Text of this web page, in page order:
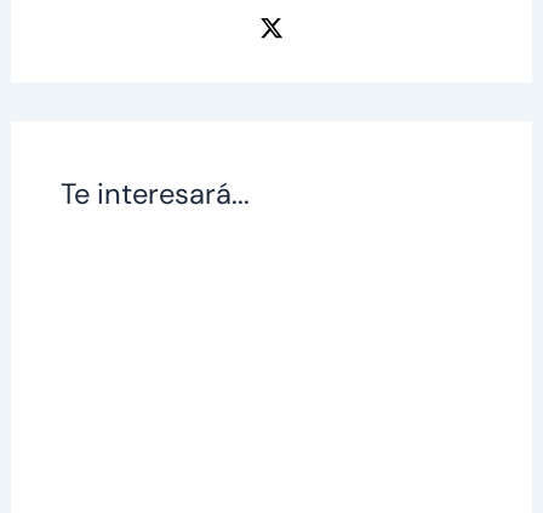
Te interesará...